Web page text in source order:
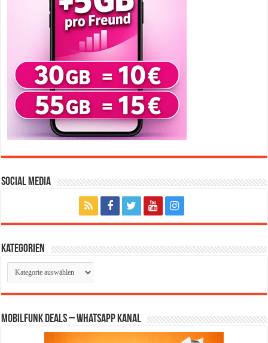
Social Media
Kategorien
Kategorien
Mobilfunk Deals – WhatsApp Kanal